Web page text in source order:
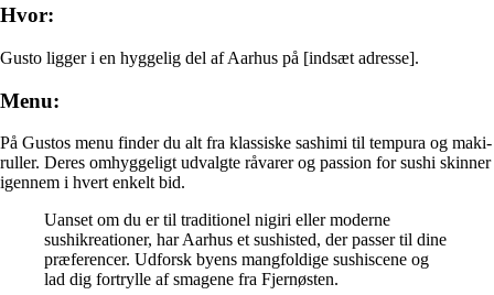
Hvor:
Gusto ligger i en hyggelig del af Aarhus på [indsæt adresse].
Menu:
På Gustos menu finder du alt fra klassiske sashimi til tempura og maki-
ruller. Deres omhyggeligt udvalgte råvarer og passion for sushi skinner
igennem i hvert enkelt bid.
Uanset om du er til traditionel nigiri eller moderne
sushikreationer, har Aarhus et sushisted, der passer til dine
præferencer. Udforsk byens mangfoldige sushiscene og
lad dig fortrylle af smagene fra Fjernøsten.